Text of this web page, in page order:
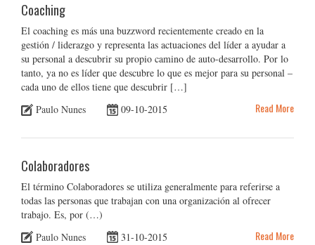
Coaching
El coaching es más una buzzword recientemente creado en la
gestión / liderazgo y representa las actuaciones del líder a ayudar a
su personal a descubrir su propio camino de auto-desarrollo. Por lo
tanto, ya no es líder que descubre lo que es mejor para su personal –
cada uno de ellos tiene que descubrir […]
Paulo Nunes
09-10-2015 Read More
Colaboradores
El término Colaboradores se utiliza generalmente para referirse a
todas las personas que trabajan con una organización al ofrecer
trabajo. Es, por (…)
Paulo Nunes
31-10-2015 Read More